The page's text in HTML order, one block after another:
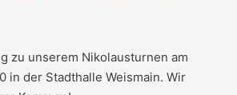
zu unserem Nikolausturnen am
in der Stadthalle Weismain. Wir